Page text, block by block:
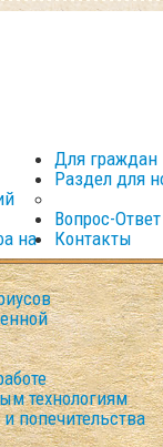
на
Для граждан
Раздел для
технологиям
попечительства
Вопрос-Ответ
Контакты